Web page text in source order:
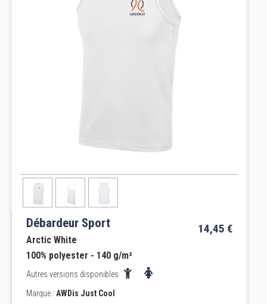
Débardeur Sport 14,45 €
Arctic White
100% polyester - 140 g/m²
Autres versions disponibles
Marque : AWDis Just Cool